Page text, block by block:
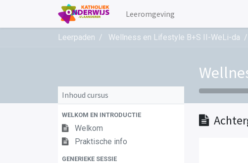
Leeromgeving
Leerpaden Wellness en Lifestyle B+S II-WeLi-da
Inhoud cursus
WELKOM EN INTRODUCTIE
Welkom
Praktische info
GENERIEKE SESSIE